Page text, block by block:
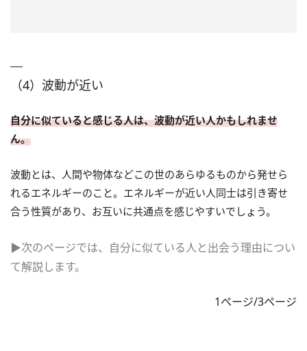
（4）波動が近い
自分に似ていると感じる人は、波動が近い人かもしれませ
ん。
波動とは、人間や物体などこの世のあらゆるものから発せら
れるエネルギーのこと。エネルギーが近い人同士は引き寄せ
合う性質があり、お互いに共通点を感じやすいでしょう。
▶次のページでは、自分に似ている人と出会う理由につい
て解説します。
1ページ/3ページ